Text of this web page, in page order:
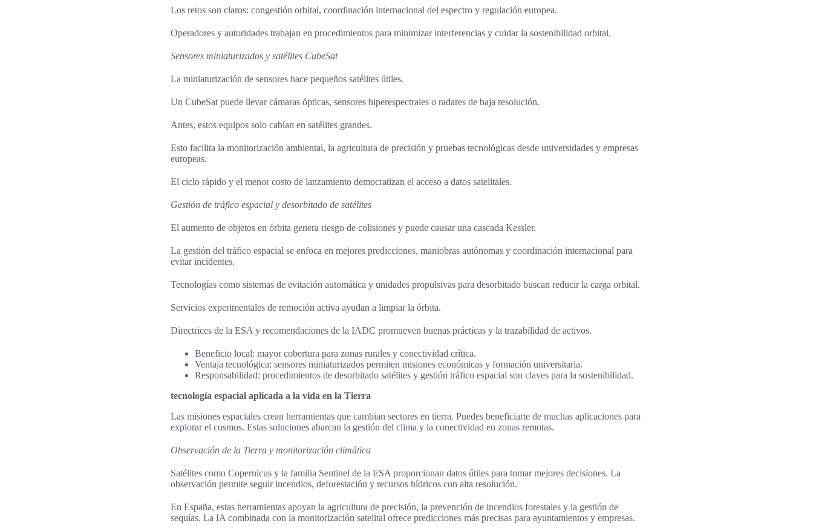
Los retos son claros: congestión orbital, coordinación internacional del espectro y regulación europea.
Operadores y autoridades trabajan en procedimientos para minimizar interferencias y cuidar la sostenibilidad orbital.
Sensores miniaturizados y satélites CubeSat
La miniaturización de sensores hace pequeños satélites útiles.
Un CubeSat puede llevar cámaras ópticas, sensores hiperespectrales o radares de baja resolución.
Antes, estos equipos solo cabían en satélites grandes.
Esto facilita la monitorización ambiental, la agricultura de precisión y pruebas tecnológicas desde universidades y empresas
europeas.
El ciclo rápido y el menor costo de lanzamiento democratizan el acceso a datos satelitales.
Gestión de tráfico espacial y desorbitado de satélites
El aumento de objetos en órbita genera riesgo de colisiones y puede causar una cascada Kessler.
La gestión del tráfico espacial se enfoca en mejores predicciones, maniobras autónomas y coordinación internacional para
evitar incidentes.
Tecnologías como sistemas de evitación automática y unidades propulsivas para desorbitado buscan reducir la carga orbital.
Servicios experimentales de remoción activa ayudan a limpiar la órbita.
Directrices de la ESA y recomendaciones de la IADC promueven buenas prácticas y la trazabilidad de activos.
Beneficio local: mayor cobertura para zonas rurales y conectividad crítica.
Ventaja tecnológica: sensores miniaturizados permiten misiones económicas y formación universitaria.
Responsabilidad: procedimientos de desorbitado satélites y gestión tráfico espacial son claves para la sostenibilidad.
tecnología espacial aplicada a la vida en la Tierra
Las misiones espaciales crean herramientas que cambian sectores en tierra. Puedes beneficiarte de muchas aplicaciones para
explorar el cosmos. Estas soluciones abarcan la gestión del clima y la conectividad en zonas remotas.
Observación de la Tierra y monitorización climática
Satélites como Copernicus y la familia Sentinel de la ESA proporcionan datos útiles para tomar mejores decisiones. La
observación permite seguir incendios, deforestación y recursos hídricos con alta resolución.
En España, estas herramientas apoyan la agricultura de precisión, la prevención de incendios forestales y la gestión de
sequías. La IA combinada con la monitorización satelital ofrece predicciones más precisas para ayuntamientos y empresas.